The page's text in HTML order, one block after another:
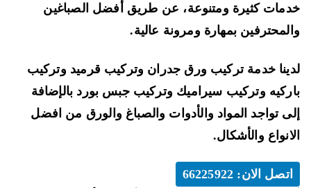
شاطر
تركيب
جبس
كثيرة ومتنوعة، عن طريق أفضل الصباغين
بمهارة ومرونة عالية.
خدمة تركيب ورق جدران وتركيب قرميد وتركيب
وتركيب سيراميك وتركيب جبس بورد بالإضافة
تواجد المواد والأدوات والصباغ والورق من افضل
والأشكال.
اتصل الان: 66225922